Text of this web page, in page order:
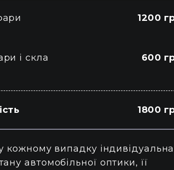
1200
і скла
600
1800
у кожному випадку індивідуальна
автомобільної оптики, її